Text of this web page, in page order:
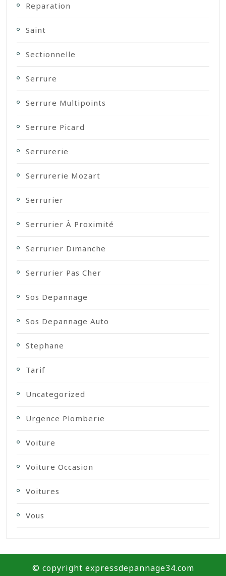
Reparation
Saint
Sectionnelle
Serrure
Serrure Multipoints
Serrure Picard
Serrurerie
Serrurerie Mozart
Serrurier
Serrurier À Proximité
Serrurier Dimanche
Serrurier Pas Cher
Sos Depannage
Sos Depannage Auto
Stephane
Tarif
Uncategorized
Urgence Plomberie
Voiture
Voiture Occasion
Voitures
Vous
© copyright expressdepannage34.com